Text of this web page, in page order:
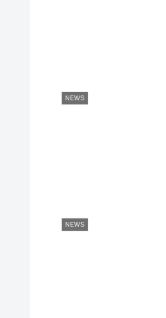
NEWS
NEWS